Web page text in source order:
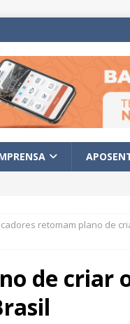
retomam plano de
de criar